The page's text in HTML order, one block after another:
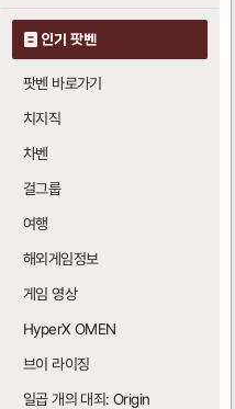
인기 팟벤
팟벤 바로가기
치지직
차벤
걸그룹
여행
해외게임정보
게임 영상
HyperX OMEN
브이 라이징
일곱 개의 대죄: Origin